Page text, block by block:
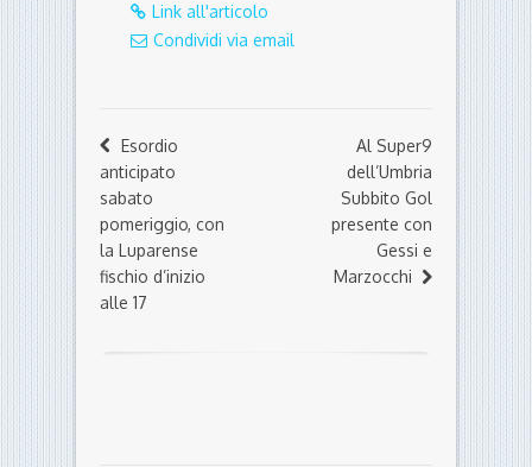
Link all'articolo
Condividi via email
Esordio
anticipato
sabato
pomeriggio, con
la Luparense
fischio d’inizio
alle 17
Al Super9
dell’Umbria
Subbito Gol
presente con
Gessi e
Marzocchi